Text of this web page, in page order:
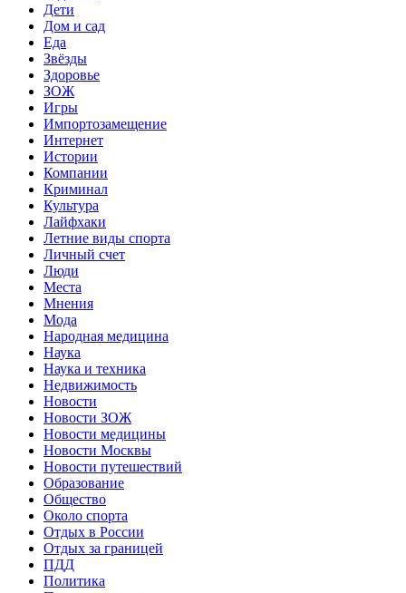
Дети
Дом и сад
Еда
Звёзды
Здоровье
ЗОЖ
Игры
Импортозамещение
Интернет
Истории
Компании
Криминал
Культура
Лайфхаки
Летние виды спорта
Личный счет
Люди
Места
Мнения
Мода
Народная медицина
Наука
Наука и техника
Недвижимость
Новости
Новости ЗОЖ
Новости медицины
Новости Москвы
Новости путешествий
Образование
Общество
Около спорта
Отдых в России
Отдых за границей
ПДД
Политика